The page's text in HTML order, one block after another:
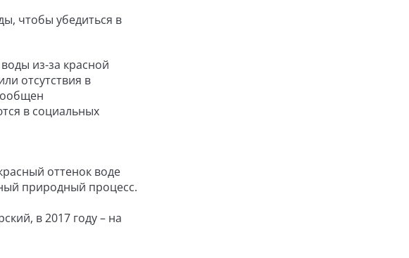
чтобы убедиться в
из-за красной
отсутствия в
в социальных
оттенок воде
природный процесс.
в 2017 году – на